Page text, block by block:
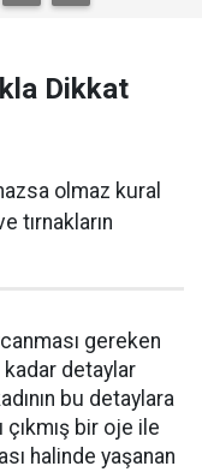
Dikkat
olmaz kural
tırnakların
gereken
detaylar
bu detaylara
çıkmış bir oje ile
halinde yaşanan